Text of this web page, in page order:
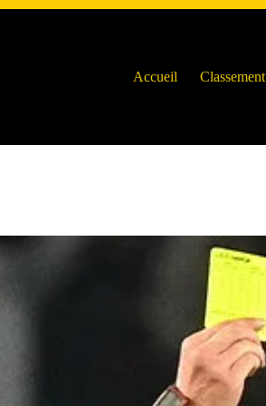
Accueil
Classement